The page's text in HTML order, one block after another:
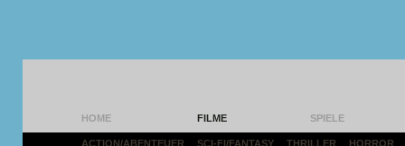
HOME FILME SPIELE
ACTION/ABENTEUER SCI-FI/FANTASY THRILLER HORROR